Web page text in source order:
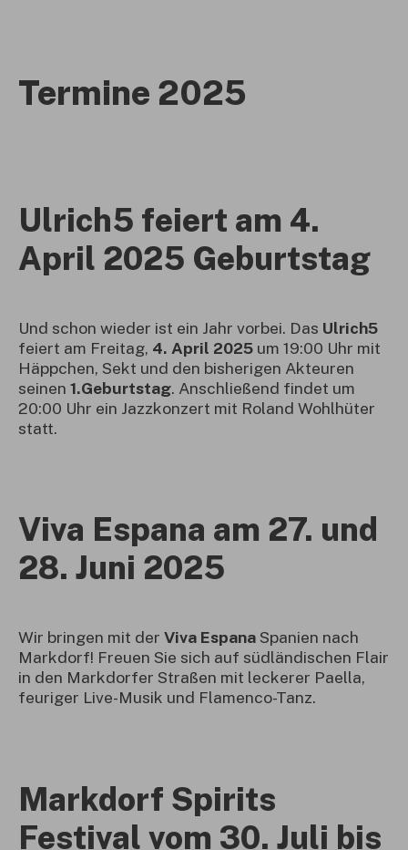
Termine 2025
Ulrich5 feiert am 4.
April 2025 Geburtstag
Und schon wieder ist ein Jahr vorbei. Das Ulrich5
feiert am Freitag, 4. April 2025 um 19:00 Uhr mit
Häppchen, Sekt und den bisherigen Akteuren
seinen 1.Geburtstag. Anschließend findet um
20:00 Uhr ein Jazzkonzert mit Roland Wohlhüter
statt.
Viva Espana am 27. und
28. Juni 2025
Wir bringen mit der Viva Espana Spanien nach
Markdorf! Freuen Sie sich auf südländischen Flair
in den Markdorfer Straßen mit leckerer Paella,
feuriger Live-Musik und Flamenco-Tanz.
Markdorf Spirits
Festival vom 30. Juli bis